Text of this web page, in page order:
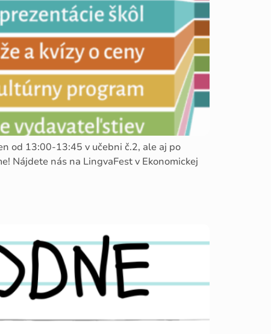
od 13:00-13:45 v učebni č.2, ale aj po
Nájdete nás na LingvaFest v Ekonomickej